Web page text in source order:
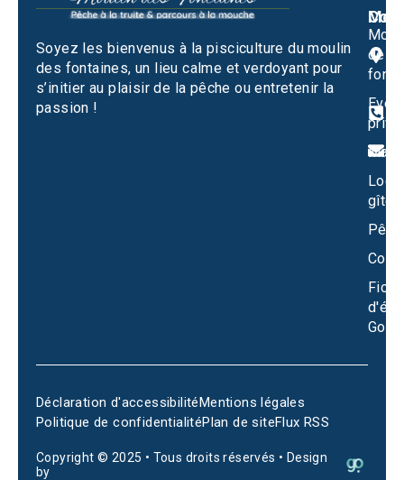
Soyez les bienvenus à la pisciculture du moulin
des fontaines, un lieu calme et verdoyant pour
s’initier au plaisir de la pêche ou entretenir la
passion !
des
privé
gîtes
Fiche
Copyright © 2025 • Tous droits réservés • Design
by
Déclaration d'accessibilitéMentions légales
Politique de confidentialitéPlan de siteFlux RSS